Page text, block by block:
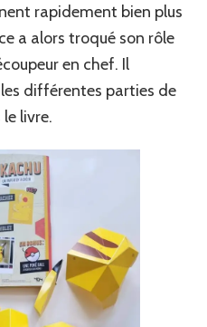
rapidement bien plus
a alors troqué son rôle
en chef. Il
différentes parties de
livre.